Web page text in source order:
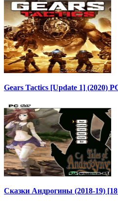
Gears Tactics [Update 1] (2020)
Сказки Андрогины (2018-19)